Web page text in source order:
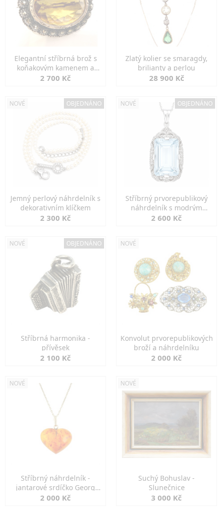
Elegantní stříbrná brož s
koňakovým kamenem a
markazity
2 700 Kč
Zlatý kolier se smaragdy,
brilianty a perlou
28 900 Kč
NOVÉ OBJEDNÁNO
Jemný perlový náhrdelník s
dekorativním klíčkem
2 300 Kč
NOVÉ OBJEDNÁNO
Stříbrný prvorepublikový
náhrdelník s modrým
spinelem
2 600 Kč
NOVÉ OBJEDNÁNO
Stříbrná harmonika -
přívěsek
2 100 Kč
NOVÉ
Konvolut prvorepublikových
broží a náhrdelníku
2 000 Kč
NOVÉ
Stříbrný náhrdelník -
jantarové srdíčko Georg
Kramer
2 000 Kč
NOVÉ
Suchý Bohuslav -
Slunečnice
3 000 Kč